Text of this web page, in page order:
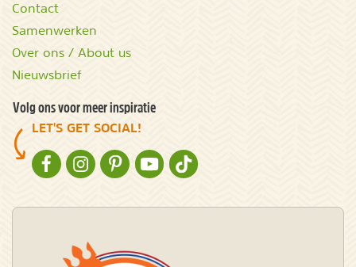
Contact
Samenwerken
Over ons / About us
Nieuwsbrief
Volg ons voor meer inspiratie
LET'S GET SOCIAL!
NATURESCANNER OP FACEBOOK
NATURESCANNER OP INSTAGRAM
NATURESCANNER OP PINTEREST
NATURESCANNER OP YOUTUBE
NATURESCANNER OP TIKTOK